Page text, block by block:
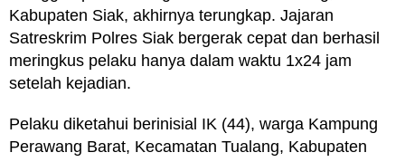
Kabupaten Siak, akhirnya terungkap. Jajaran
Satreskrim Polres Siak bergerak cepat dan berhasil
meringkus pelaku hanya dalam waktu 1x24 jam
setelah kejadian.
Pelaku diketahui berinisial IK (44), warga Kampung
Perawang Barat, Kecamatan Tualang, Kabupaten